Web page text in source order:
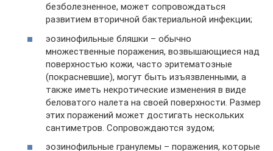
безболезненное, может сопровождаться
развитием вторичной бактериальной инфекции;
эозинофильные бляшки – обычно
множественные поражения, возвышающиеся над
поверхностью кожи, часто эритематозные
(покрасневшие), могут быть изъязвленными, а
также иметь некротические изменения в виде
беловатого налета на своей поверхности. Размер
этих поражений может достигать нескольких
сантиметров. Сопровождаются зудом;
эозинофильные гранулемы – поражения, которые